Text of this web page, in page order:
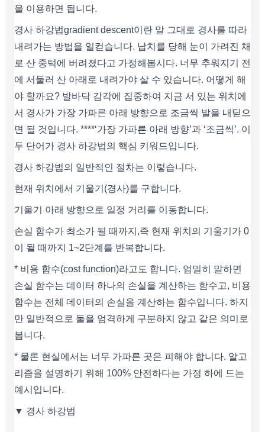
을 이용하면 됩니다.
경사 하강법gradient descent이란 말 그대로 경사를 따라
내려가는 방법을 일컫습니다. 납치를 당해 눈이 가려진 채
로 산 중턱에 버려졌다고 가정해봅시다. 너무 추워지기 전
에 서둘러 산 아래로 내려가야 살 수 있습니다. 어떻게 해
야 할까요? 발바닥 감각에 집중하여 지금 서 있는 위치에
서 경사가 가장 가파른 아래 방향으로 조금씩 발을 내딛으
면 될 것입니다. ****‘가장 가파른 아래 방향’과 ‘조금씩’. 이
두 단어가 경사 하강법의 핵심 키워드입니다.
경사 하강법의 일반적인 절차는 이렇습니다.
현재 위치에서 기울기(경사)를 구합니다.
기울기 아래 방향으로 일정 거리를 이동합니다.
손실 함수가 최소가 될 때까지,즉 현재 위치의 기울기가 0
이 될 때까지 1~2단계를 반복합니다.
* 비용 함수(cost function)라고도 합니다. 엄밀히 말하면
손실 함수는 데이터 하나의 손실을 계산하는 함수고, 비용
함수는 전체 데이터의 손실을 계산하는 함수입니다. 하지
만 일반적으로 둘을 엄격하게 구분하지 않고 같은 의미로
봅니다.
* 물론 현실에서는 너무 가파른 곳은 피해야 합니다. 알고
리즘을 설명하기 위해 100% 안전하다는 가정 하에 드는
예시입니다.
▼ 경사 하강법